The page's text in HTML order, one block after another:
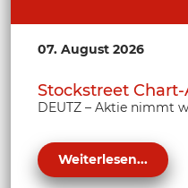
07. August 2026
Stockstreet
DEUTZ – Aktie nimmt
Weiterlesen...